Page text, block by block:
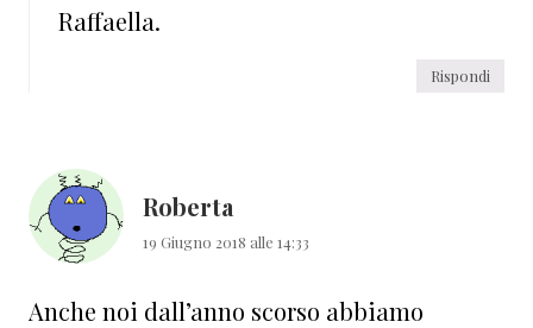
Raffaella.
Rispondi
Roberta
19 Giugno 2018 alle 14:33
Anche noi dall’anno scorso abbiamo